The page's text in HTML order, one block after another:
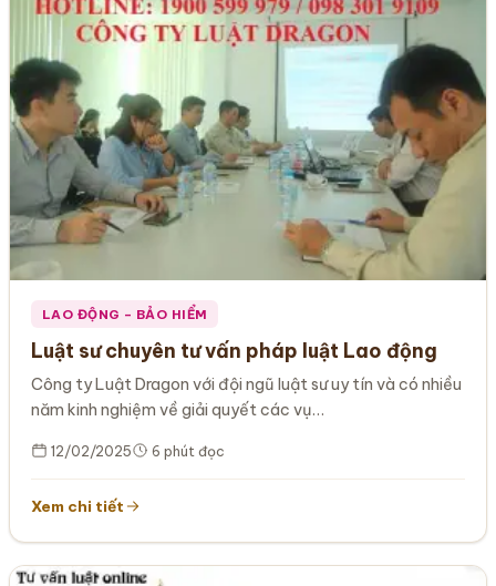
LAO ĐỘNG – BẢO HIỂM
Luật sư chuyên tư vấn pháp luật Lao động
Công ty Luật Dragon với đội ngũ luật sư uy tín và có nhiều
năm kinh nghiệm về giải quyết các vụ…
12/02/2025 6 phút đọc
Xem chi tiết